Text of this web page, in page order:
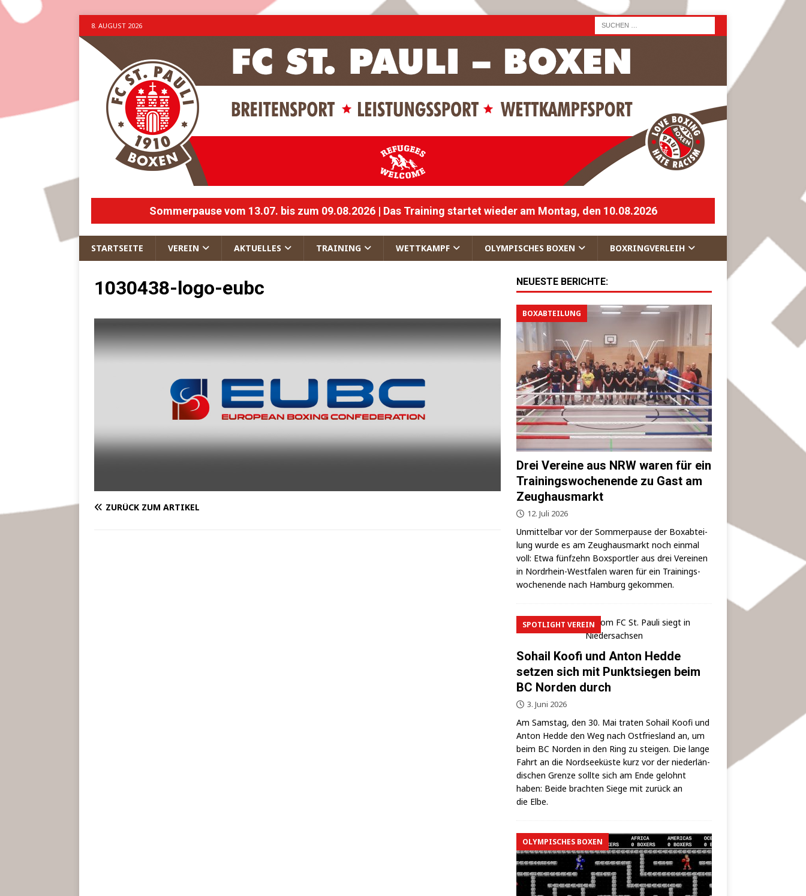
8. AUGUST 2026
Sommerpause vom 13.07. bis zum 09.08.2026 | Das Training startet wieder am Montag, den 10.08.2026
STARTSEITE VEREIN AKTUELLES TRAINING WETTKAMPF OLYMPISCHES BOXEN BOXRINGVERLEIH
1030438-logo-eubc
ZURÜCK ZUM ARTIKEL
NEUESTE BERICHTE:
BOXABTEILUNG
Drei Vereine aus NRW waren für ein
Trainingswochenende zu Gast am
Zeughausmarkt
12. Juli 2026
Unmit­tel­bar vor der Som­mer­pau­se der Box­ab­tei­
lung wur­de es am Zeug­haus­markt noch ein­mal
voll: Etwa fünf­zehn Box­sport­ler aus drei Ver­ei­nen
in Nord­rhein-West­fa­len waren für ein Trai­nings­
wo­chen­en­de nach Ham­burg gekommen.
SPOTLIGHT VEREIN
Sohail Koofi und Anton Hedde
setzen sich mit Punktsiegen beim
BC Norden durch
3. Juni 2026
Am Sams­tag, den 30. Mai tra­ten Sohail Koo­fi und
Anton Hed­de den Weg nach Ost­fries­land an, um
beim BC Nor­den in den Ring zu stei­gen. Die lan­ge
Fahrt an die Nord­see­küs­te kurz vor der nie­der­län­
di­schen Gren­ze soll­te sich am Ende gelohnt
haben: Bei­de brach­ten Sie­ge mit zurück an
die Elbe.
OLYMPISCHES BOXEN